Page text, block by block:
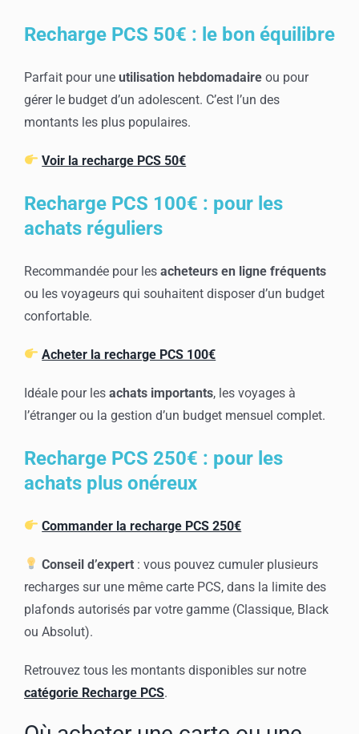
Recharge PCS 50€ : le bon équilibre
Parfait pour une utilisation hebdomadaire ou pour
gérer le budget d’un adolescent. C’est l’un des
montants les plus populaires.
Voir la recharge PCS 50€
Recharge PCS 100€ : pour les
achats réguliers
Recommandée pour les acheteurs en ligne fréquents
ou les voyageurs qui souhaitent disposer d’un budget
confortable.
Acheter la recharge PCS 100€
Idéale pour les achats importants, les voyages à
l’étranger ou la gestion d’un budget mensuel complet.
Recharge PCS 250€ : pour les
achats plus onéreux
Commander la recharge PCS 250€
Conseil d’expert : vous pouvez cumuler plusieurs
recharges sur une même carte PCS, dans la limite des
plafonds autorisés par votre gamme (Classique, Black
ou Absolut).
Retrouvez tous les montants disponibles sur notre
catégorie Recharge PCS.